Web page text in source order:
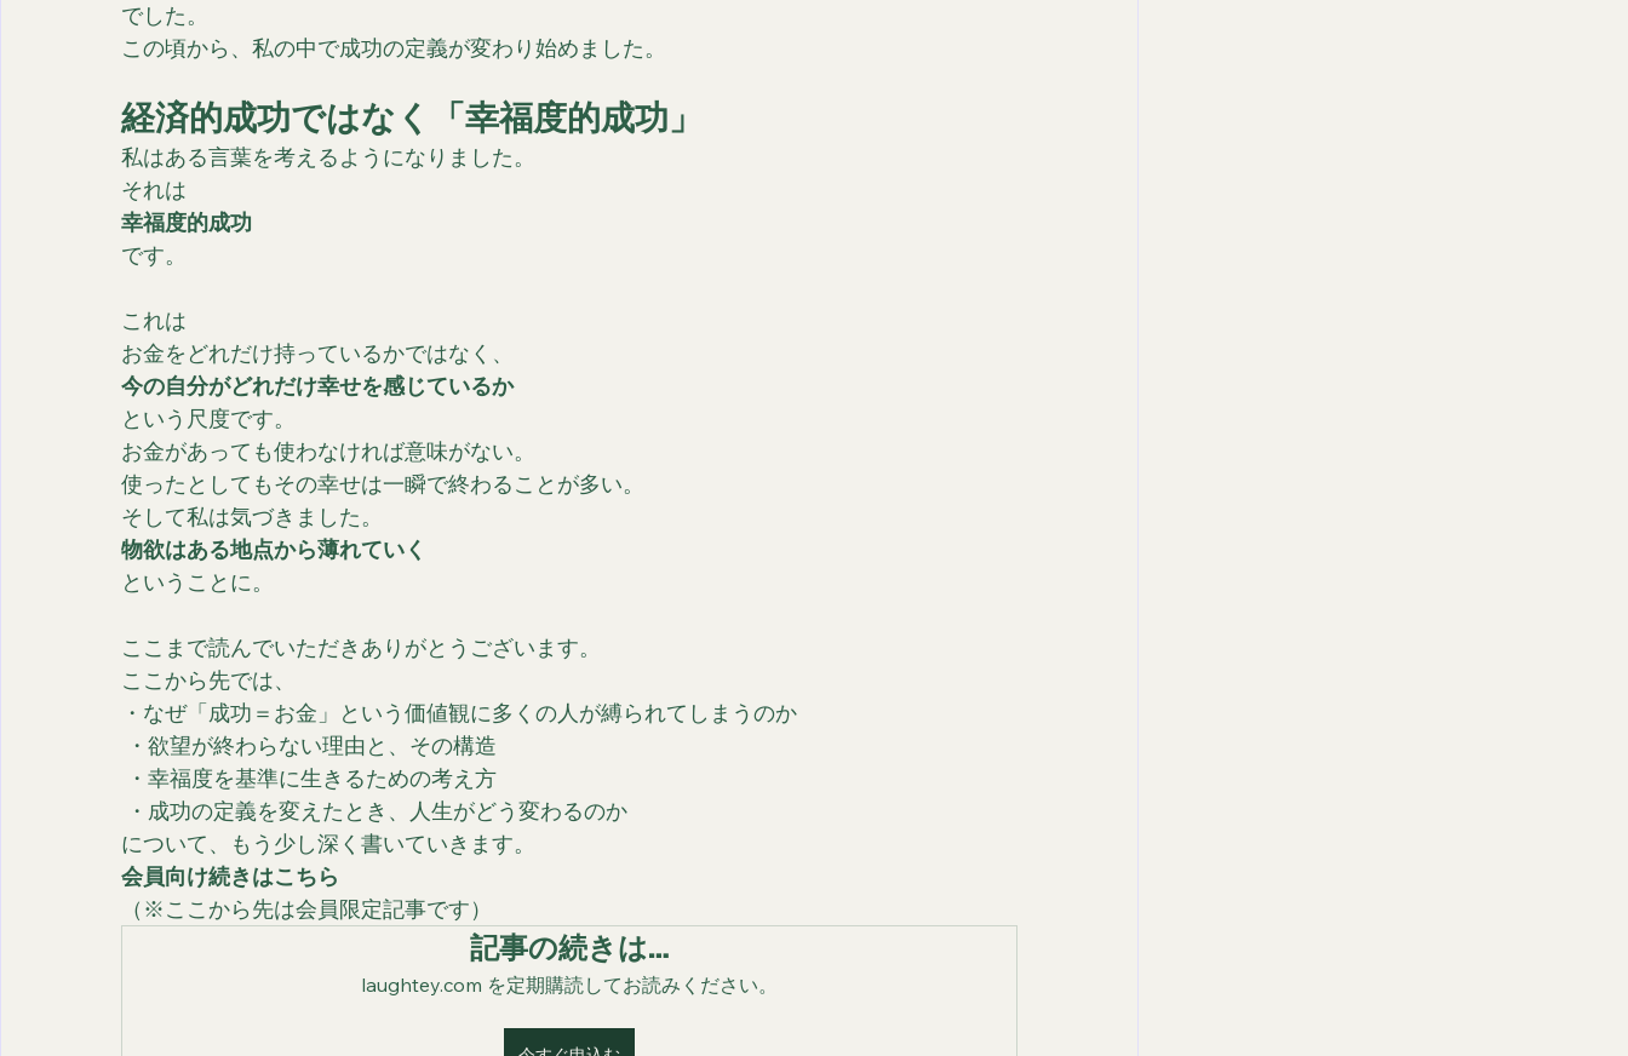
でした。
この頃から、私の中で成功の定義が変わり始めました。
経済的成功ではなく「幸福度的成功」
私はある言葉を考えるようになりました。
それは
幸福度的成功
です。
これは
お金をどれだけ持っているかではなく、
今の自分がどれだけ幸せを感じているか
という尺度です。
お金があっても使わなければ意味がない。
使ったとしてもその幸せは一瞬で終わることが多い。
そして私は気づきました。
物欲はある地点から薄れていく
ということに。
ここまで読んでいただきありがとうございます。
ここから先では、
・なぜ「成功＝お金」という価値観に多くの人が縛られてしまうのか
・欲望が終わらない理由と、その構造
・幸福度を基準に生きるための考え方
・成功の定義を変えたとき、人生がどう変わるのか
について、もう少し深く書いていきます。
会員向け続きはこちら
（※ここから先は会員限定記事です）
記事の続きは…
laughtey.com を定期購読してお読みください。